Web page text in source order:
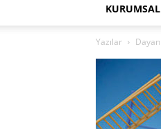
KURUMSAL
Yazılar